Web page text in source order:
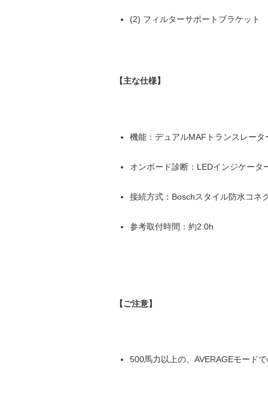
(2) フィルターサポートブラケット
【主な仕様】
機能：デュアルMAFトランスレー
オンボード診断：LEDインジケー
接続方式：Boschスタイル防水コネ
参考取付時間：約2.0h
【ご注意】
500馬力以上の、AVERAGEモード